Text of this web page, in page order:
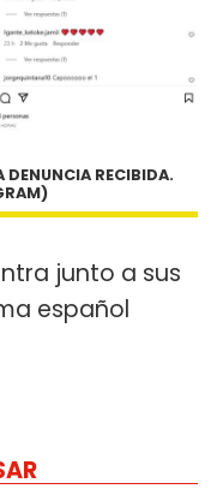
RECIBIDA.
junto a sus
español